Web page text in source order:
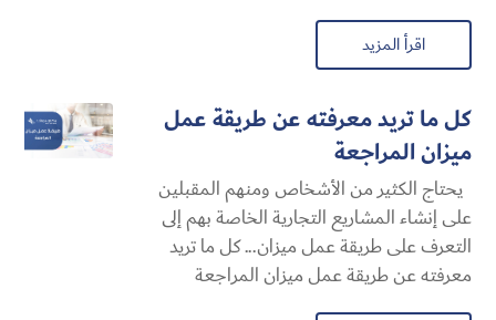
اقرأ المزيد
كل ما تريد معرفته عن طريقة عمل
ميزان المراجعة
يحتاج الكثير من الأشخاص ومنهم المقبلين
على إنشاء المشاريع التجارية الخاصة بهم إلى
التعرف على طريقة عمل ميزان... كل ما تريد
معرفته عن طريقة عمل ميزان المراجعة